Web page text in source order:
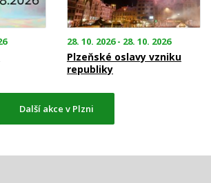
28. 10. 2026 - 28. 10. 2026
Plzeňské oslavy vzniku
republiky
Další akce v Plzni